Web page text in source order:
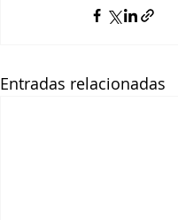
Entradas relacionadas